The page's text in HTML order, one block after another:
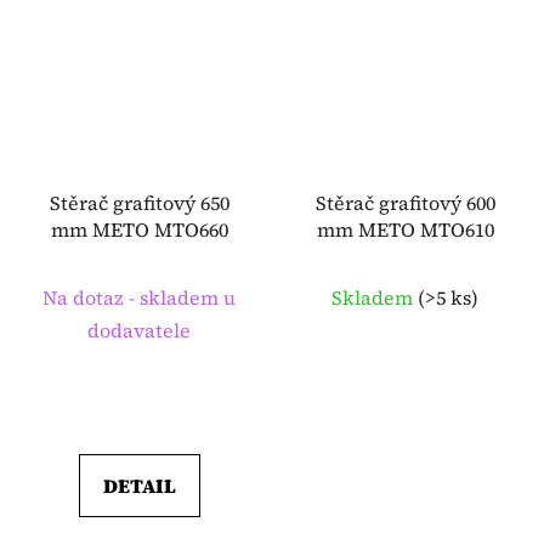
Stěrač grafitový 650
mm METO MTO660
Na dotaz - skladem u
dodavatele
DETAIL
Stěrač grafitový 600
mm METO MTO610
Skladem (>5 ks)